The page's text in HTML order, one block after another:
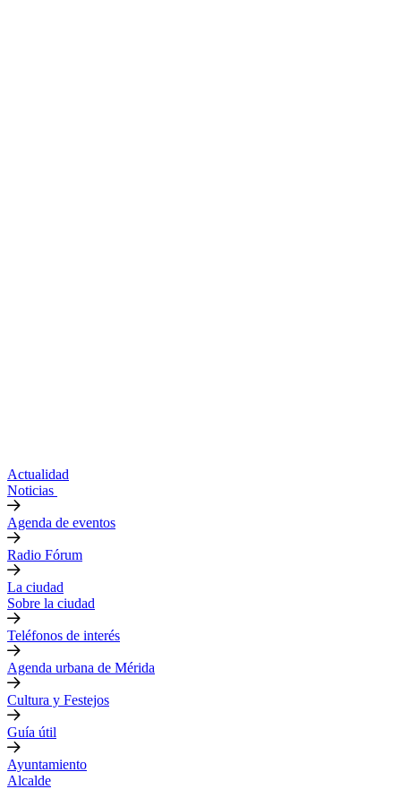
Actualidad
Noticias
Agenda de eventos
Radio Fórum
La ciudad
Sobre la ciudad
Teléfonos de interés
Agenda urbana de Mérida
Cultura y Festejos
Guía útil
Ayuntamiento
Alcalde